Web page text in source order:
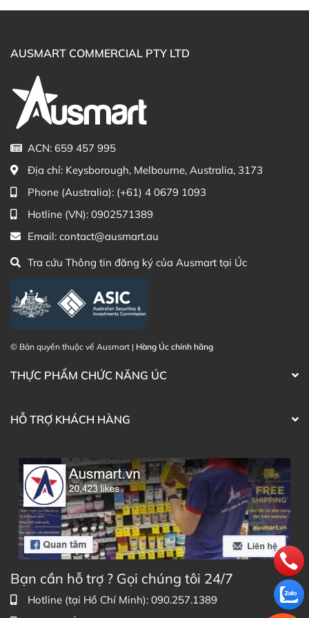
D3 1000IU Bioglan trực tiếp trên website hoặc liên hệ
Facebook Ausmart.au| Hàng Úc chính hãng
Zalo Ausmart.au
(Australia)
Điện thoại liên hệ đặt hàng:
Thạc sĩ Điều dưỡng & Cố vấn sản
AUSMART COMMERCIAL PTY LTD
ACN: 659 457 995
Địa chỉ: Keysborough, Melbourne, Australia, 3173
Phone (Australia): (+61) 4 0679 1093
Hotline (VN): 0902571389
Email: contact@ausmart.au
Tra cứu Thông tin đăng ký của Ausmart tại Úc
© Bản quyền thuộc về Ausmart | Hàng Úc chính hãng
THỰC PHẨM CHỨC NĂNG ÚC
HỖ TRỢ KHÁCH HÀNG
Bạn cần hỗ trợ ? Gọi chúng tôi 24/7
Hotline (tại Hồ Chí Minh): 090.257.1389